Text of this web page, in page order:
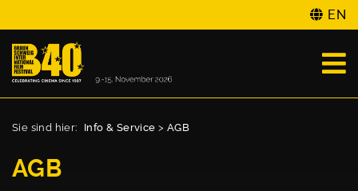
EN
Sie sind hier: Info & Service > AGB
AGB